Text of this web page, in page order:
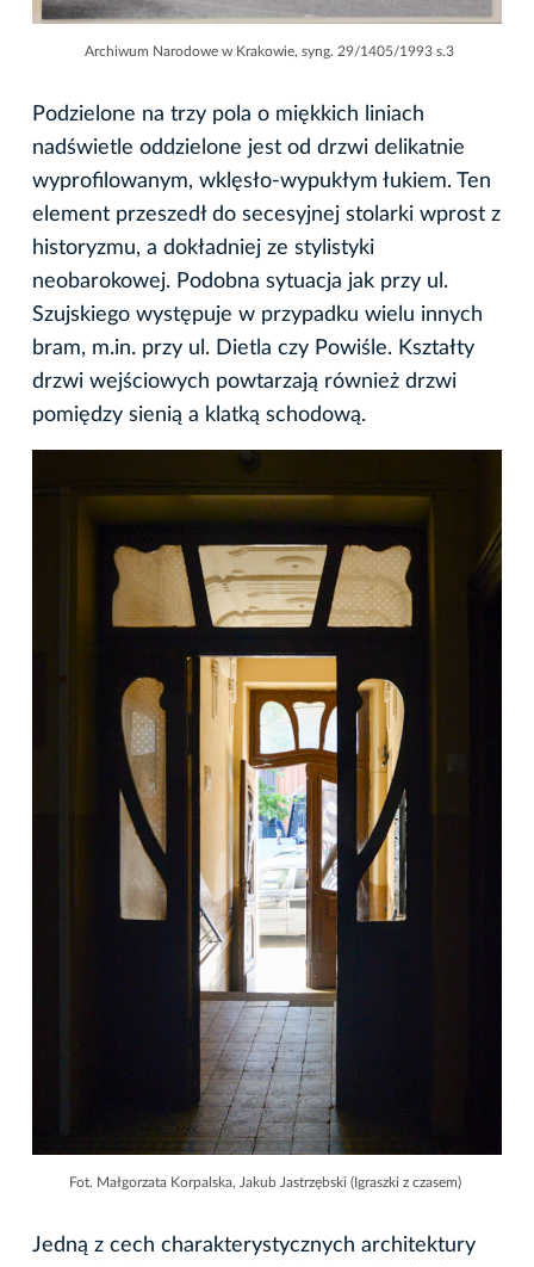
Archiwum Narodowe w Krakowie, syng. 29/1405/1993 s.3
Podzielone na trzy pola o miękkich liniach
nadświetle oddzielone jest od drzwi delikatnie
wyprofilowanym, wklęsło-wypukłym łukiem. Ten
element przeszedł do secesyjnej stolarki wprost z
historyzmu, a dokładniej ze stylistyki
neobarokowej. Podobna sytuacja jak przy ul.
Szujskiego występuje w przypadku wielu innych
bram, m.in. przy ul. Dietla czy Powiśle. Kształty
drzwi wejściowych powtarzają również drzwi
pomiędzy sienią a klatką schodową.
Fot. Małgorzata Korpalska, Jakub Jastrzębski (Igraszki z czasem)
Jedną z cech charakterystycznych architektury